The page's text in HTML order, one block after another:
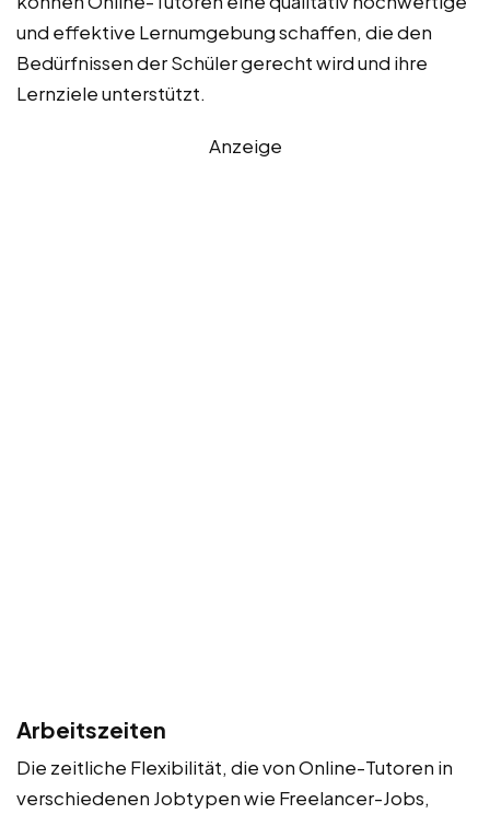
und effektive Lernumgebung schaffen, die den
Bedürfnissen der Schüler gerecht wird und ihre
Lernziele unterstützt.
Anzeige
Arbeitszeiten
Die zeitliche Flexibilität, die von Online-Tutoren in
verschiedenen Jobtypen wie Freelancer-Jobs,